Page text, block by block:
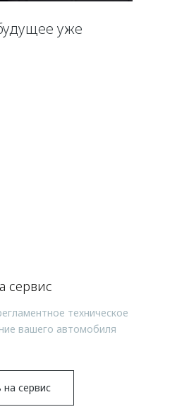
уже
сервис
техническое
вашего автомобиля
на сервис